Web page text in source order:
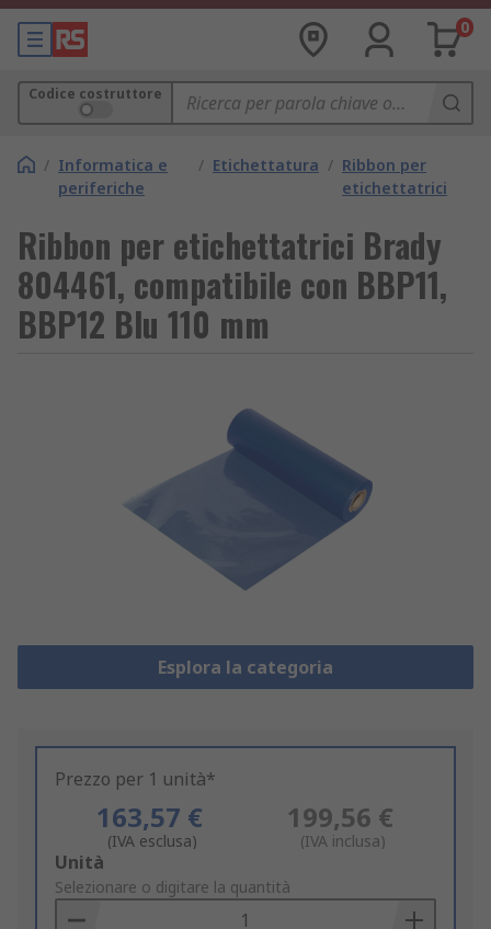
0
Codice costruttore
/ Informatica e
periferiche
/ Etichettatura / Ribbon per
etichettatrici
Ribbon per etichettatrici Brady
804461, compatibile con BBP11,
BBP12 Blu 110 mm
Esplora la categoria
Prezzo per 1 unità*
163,57 €
(IVA esclusa)
199,56 €
(IVA inclusa)
Add
to
Basket
Unità
Selezionare o digitare la quantità